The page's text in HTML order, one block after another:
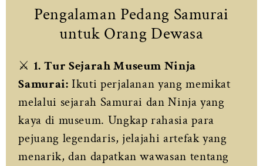
Pengalaman Pedang Samurai
untuk Orang Dewasa
⚔️ 1. Tur Sejarah Museum Ninja
Samurai: Ikuti perjalanan yang memikat
melalui sejarah Samurai dan Ninja yang
kaya di museum. Ungkap rahasia para
pejuang legendaris, jelajahi artefak yang
menarik, dan dapatkan wawasan tentang